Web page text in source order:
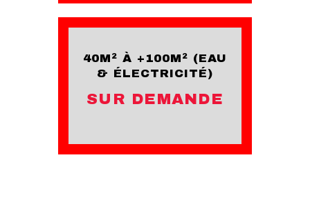
40M² À +100M² (EAU
& ÉLECTRICITÉ)
SUR DEMANDE